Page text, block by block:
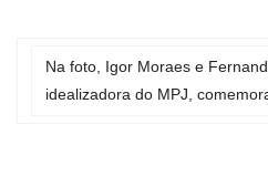
Na foto, Igor Moraes e
idealizadora do MPJ,